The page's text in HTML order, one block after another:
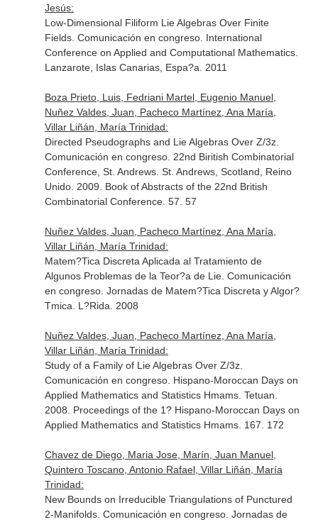
Jesús:
Low-Dimensional Filiform Lie Algebras Over Finite
Fields. Comunicación en congreso. International
Conference on Applied and Computational Mathematics.
Lanzarote, Islas Canarias, Espa?a. 2011
Boza Prieto, Luis, Fedriani Martel, Eugenio Manuel,
Nuñez Valdes, Juan, Pacheco Martínez, Ana María,
Villar Liñán, María Trinidad:
Directed Pseudographs and Lie Algebras Over Z/3z.
Comunicación en congreso. 22nd Biritish Combinatorial
Conference, St. Andrews. St. Andrews, Scotland, Reino
Unido. 2009. Book of Abstracts of the 22nd British
Combinatorial Conference. 57. 57
Nuñez Valdes, Juan, Pacheco Martínez, Ana María,
Villar Liñán, María Trinidad:
Matem?Tica Discreta Aplicada al Tratamiento de
Algunos Problemas de la Teor?a de Lie. Comunicación
en congreso. Jornadas de Matem?Tica Discreta y Algor?
Tmica. L?Rida. 2008
Nuñez Valdes, Juan, Pacheco Martínez, Ana María,
Villar Liñán, María Trinidad:
Study of a Family of Lie Algebras Over Z/3z.
Comunicación en congreso. Hispano-Moroccan Days on
Applied Mathematics and Statistics Hmams. Tetuan.
2008. Proceedings of the 1? Hispano-Moroccan Days on
Applied Mathematics and Statistics Hmams. 167. 172
Chavez de Diego, Maria Jose, Marín, Juan Manuel,
Quintero Toscano, Antonio Rafael, Villar Liñán, María
Trinidad:
New Bounds on Irreducible Triangulations of Punctured
2-Manifolds. Comunicación en congreso. Jornadas de